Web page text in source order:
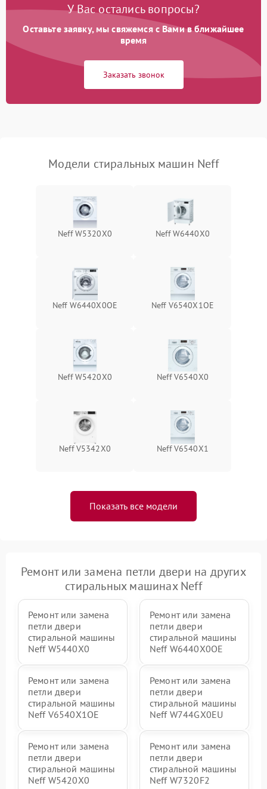
У Вас остались вопросы?
Оставьте заявку, мы свяжемся с Вами в ближайшее
время
Заказать звонок
Модели стиральных машин Neff
Neff W5320X0 Neff W6440X0
Neff W6440X0OE Neff V6540X1OE
Neff W5420X0 Neff V6540X0
Neff V5342X0 Neff V6540X1
Показать все модели
Ремонт или замена петли двери на других
стиральных машинах Neff
Ремонт или замена
петли двери
стиральной машины
Neff W5440X0
Ремонт или замена
петли двери
стиральной машины
Neff W6440X0OE
Ремонт или замена
петли двери
стиральной машины
Neff V6540X1OE
Ремонт или замена
петли двери
стиральной машины
Neff W744GX0EU
Ремонт или замена
петли двери
стиральной машины
Neff W5420X0
Ремонт или замена
петли двери
стиральной машины
Neff W7320F2